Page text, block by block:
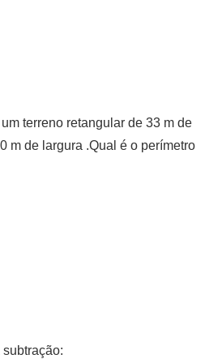
terreno retangular de 33 m de
m de largura .Qual é o perímetro